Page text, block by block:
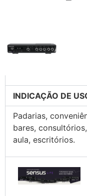
INDICAÇÃO DE
Padarias,
bares,
aula, escritórios.